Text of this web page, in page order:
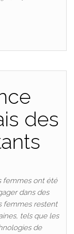
des
femmes ont été
dans des
femmes restent
tels que les
de